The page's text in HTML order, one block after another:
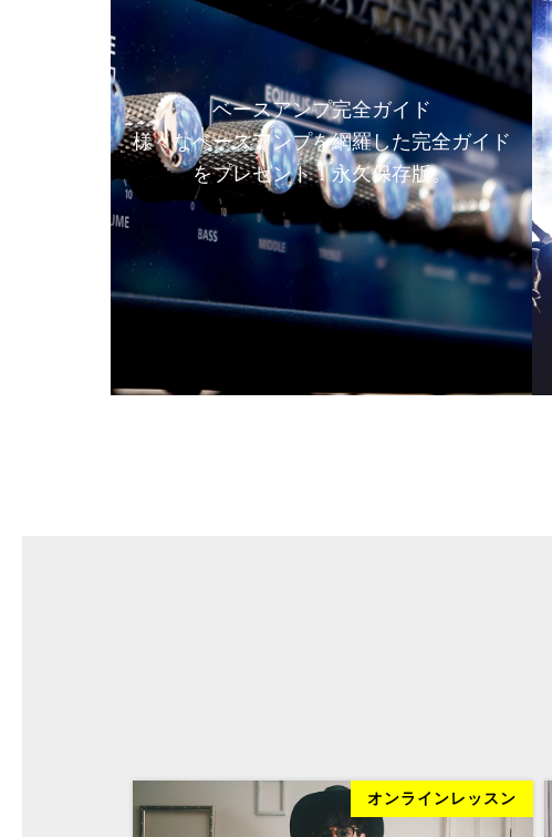
ベースアンプ完全ガイド
様々なベースアンプを網羅した完全ガイド
をプレゼント！永久保存版。
オンラインレッスン